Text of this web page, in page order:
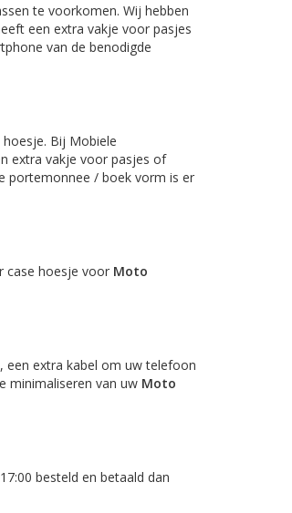
te voorkomen. Wij hebben
een extra vakje voor pasjes
van de benodigde
Bij Mobiele
extra vakje voor pasjes of
portemonnee / boek vorm is er
case hoesje voor Moto
een extra kabel om uw telefoon
minimaliseren van uw Moto
besteld en betaald dan